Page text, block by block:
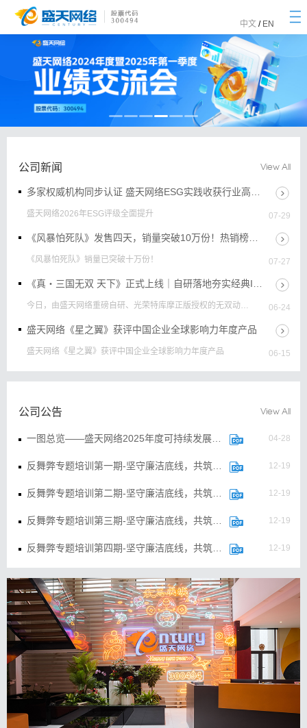
中文 / EN
公司新闻 View All
盛天网络2026年ESG评级全面提升 07-29
《风暴怕死队》销量已突破十万份！ 07-27
今日，由盛天网络重磅自研、光荣特库摩正版授权的无双动作
06-24
盛天网络《星之翼》获评中国企业全球影响力年度产品
盛天网络《星之翼》获评中国企业全球影响力年度产品 06-15
4月 28日，在东湖高新区管委会统筹部署、区金融局组织协调
家上市公司及拟上市企业代表一行，赴香港交易所开展座谈交
公司公告 View All
04-28
12-19
12-19
12-19
12-19